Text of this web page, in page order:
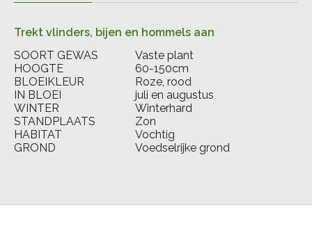
Trekt vlinders, bijen en hommels aan
SOORT GEWAS
Vaste plant
HOOGTE
60-150cm
BLOEIKLEUR
Roze, rood
IN BLOEI
juli en augustus
WINTER
Winterhard
STANDPLAATS
Zon
HABITAT
Vochtig
GROND
Voedselrijke grond